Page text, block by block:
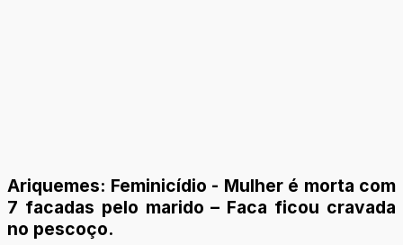
Ariquemes: Feminicídio - Mulher é morta com
7 facadas pelo marido – Faca ficou cravada
no pescoço.